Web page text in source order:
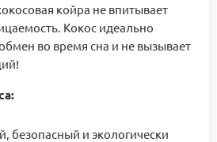
койра не впитывает
Кокос идеально
во время сна и не вызывает
безопасный и экологически